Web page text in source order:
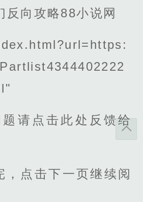
反向攻略88小说网
请点击此处反馈给
，点击下一页继续阅